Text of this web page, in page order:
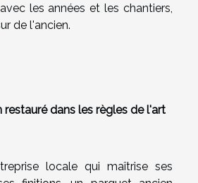
les années et les chantiers,
de l'ancien.
restauré dans les règles de l'art
locale qui maîtrise ses